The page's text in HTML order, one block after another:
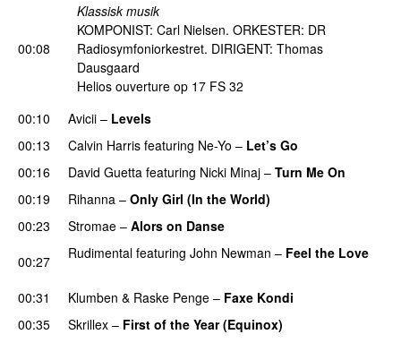
00:08
Klassisk musik
KOMPONIST: Carl Nielsen. ORKESTER: DR
Radiosymfoniorkestret. DIRIGENT: Thomas
Dausgaard
Helios ouverture op 17 FS 32
00:10
Avicii – Levels
00:13
Calvin Harris featuring Ne-Yo – Let’s Go
00:16
David Guetta featuring Nicki Minaj – Turn Me On
00:19
Rihanna – Only Girl (In the World)
00:23
Stromae – Alors on Danse
00:27 Rudimental featuring John Newman – Feel the Love
00:31 Klumben & Raske Penge – Faxe Kondi
00:35
Skrillex – First of the Year (Equinox)